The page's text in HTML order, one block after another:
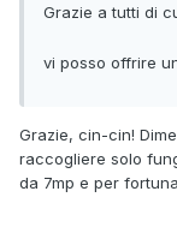
Grazie a tutti di
vi posso offrire
Grazie, cin-cin!
raccogliere solo
da 7mp e per